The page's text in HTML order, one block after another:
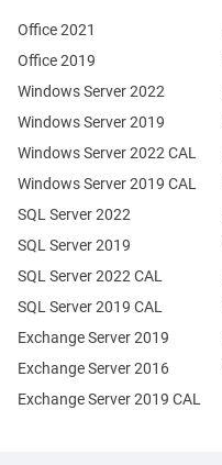
Office 2021
Office 2019
Windows Server 2022
Windows Server 2019
Exchange Server 2019
Exchange Server 2016
SQL Server 2022
SQL Server 2019
Windows Server 2022 CAL
Windows Server 2019 CAL
SQL Server 2022 CAL
SQL Server 2019 CAL
Exchange Server 2019 CAL